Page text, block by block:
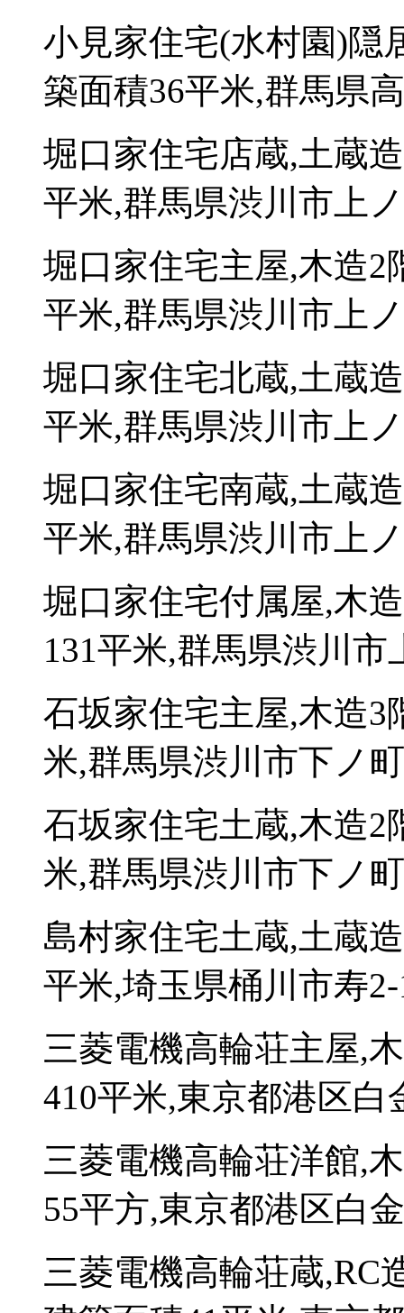
小見家住宅(水村園)隠
築面積36平米,群馬県
堀口家住宅店蔵,土蔵
平米,群馬県渋川市上
堀口家住宅主屋,木造2
平米,群馬県渋川市上
堀口家住宅北蔵,土蔵
平米,群馬県渋川市上
堀口家住宅南蔵,土蔵
平米,群馬県渋川市上
堀口家住宅付属屋,木
131平米,群馬県渋川市
石坂家住宅主屋,木造3
米,群馬県渋川市下ノ
石坂家住宅土蔵,木造2
米,群馬県渋川市下ノ
島村家住宅土蔵,土蔵
平米,埼玉県桶川市寿
三菱電機高輪荘主屋,
410平米,東京都港区白
三菱電機高輪荘洋館,
55平方,東京都港区白
三菱電機高輪荘蔵,RC